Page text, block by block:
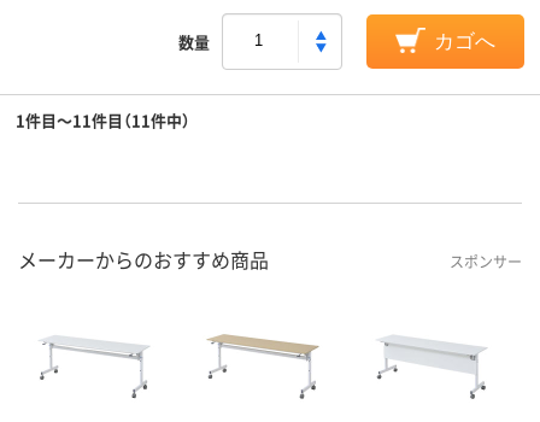
数量 カゴへ
1件目～11件目（11件中）
メーカーからのおすすめ商品 スポンサー